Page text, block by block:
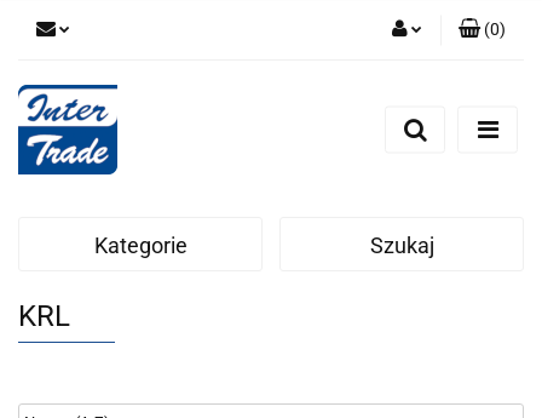
Zarejestruj się
(0)
Kategorie Szukaj
KRL